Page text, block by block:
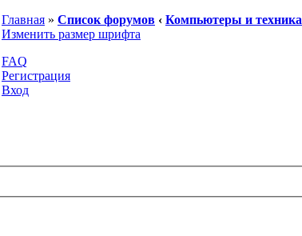
Главная » Список форумов ‹ Компьютеры и техника
Изменить размер шрифта
FAQ
Регистрация
Вход